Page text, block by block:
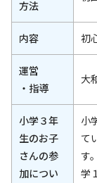
方法
内容 初
運営
・指導
大
小学３年
生のお子
さんの参
加につい
小
て
す
学